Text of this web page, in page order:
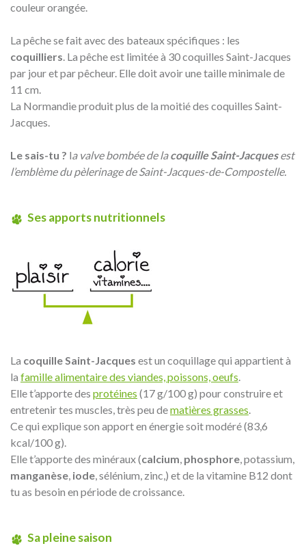
couleur orangée.
La pêche se fait avec des bateaux spécifiques : les
coquilliers. La pêche est limitée à 30 coquilles Saint-Jacques
par jour et par pêcheur. Elle doit avoir une taille minimale de
11 cm.
La Normandie produit plus de la moitié des coquilles Saint-
Jacques.
Le sais-tu ? la valve bombée de lacoquille Saint-Jacquesest
l’emblème du pèlerinage de Saint-Jacques-de-Compostelle.
Ses apports nutritionnels
La coquille Saint-Jacques est un coquillage qui appartient à
la famille alimentaire des viandes, poissons, oeufs.
Elle t’apporte des protéines (17 g/100 g) pour construire et
entretenir tes muscles, très peu dematières grasses.
Ce qui explique son apport en énergie soit modéré (83,6
kcal/100 g).
Elle t’apporte des minéraux (calcium, phosphore, potassium,
manganèse, iode, sélénium, zinc,) et de la vitamine B12 dont
tu as besoin en période de croissance.
Sa pleine saison